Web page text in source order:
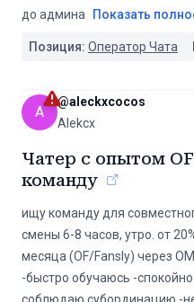
до админа
Показать
Позиция: Оператор Чата
A
@aleckxcocos
Alekcx
Чатер с опытом
команду
ищу команду для
смены 6-8 часов, утро. от
месяца (OF/Fansly) через
-быстро обучаюсь -